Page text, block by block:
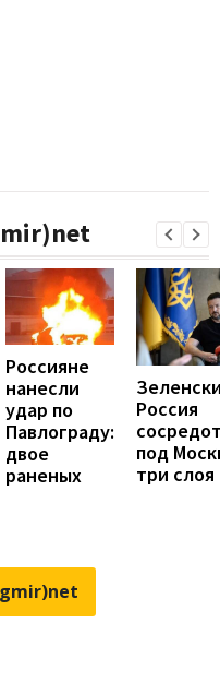
Россияне
нанесли
удар по
Павлограду:
двое
раненых
Россия
под
три